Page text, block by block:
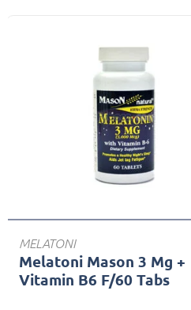
MELATONI
Melatoni Mason 3 Mg +
Vitamin B6 F/60 Tabs